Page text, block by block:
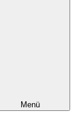
Menü